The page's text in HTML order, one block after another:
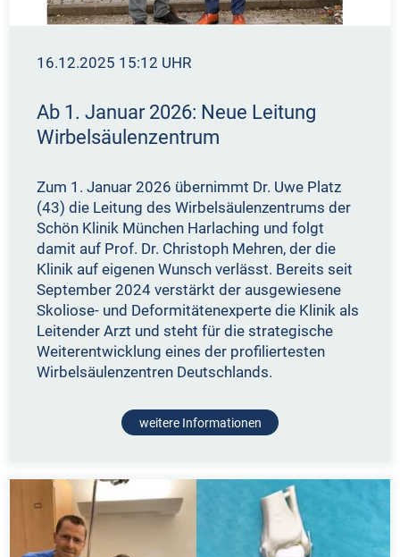
16.12.2025 15:12 UHR
Ab 1. Januar 2026: Neue Leitung
Wirbelsäulenzentrum
Zum 1. Januar 2026 übernimmt Dr. Uwe Platz
(43) die Leitung des Wirbelsäulenzentrums der
Schön Klinik München Harlaching und folgt
damit auf Prof. Dr. Christoph Mehren, der die
Klinik auf eigenen Wunsch verlässt. Bereits seit
September 2024 verstärkt der ausgewiesene
Skoliose- und Deformitätenexperte die Klinik als
Leitender Arzt und steht für die strategische
Weiterentwicklung eines der profiliertesten
Wirbelsäulenzentren Deutschlands.
weitere Informationen